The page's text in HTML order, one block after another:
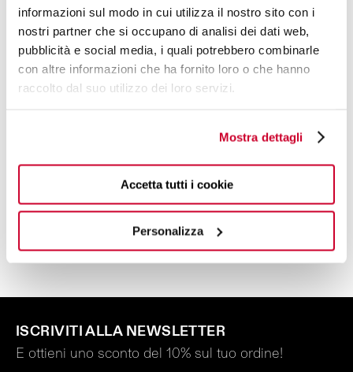
informazioni sul modo in cui utilizza il nostro sito con i
nostri partner che si occupano di analisi dei dati web,
pubblicità e social media, i quali potrebbero combinarle
con altre informazioni che ha fornito loro o che hanno
raccolto dal suo utilizzo dei loro servizi.
Mostra dettagli
Accetta tutti i cookie
Personalizza
Acconsento
Non acconsento
Alle attività di profilazione
Ai fini delle comunicazioni di terze parti
INVIA
ISCRIVITI ALLA NEWSLETTER
E ottieni uno sconto del 10% sul tuo ordine!